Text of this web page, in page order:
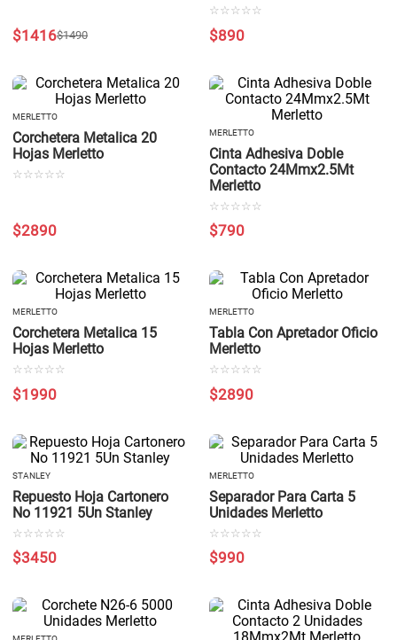
$1490
$1416
☆ ☆ ☆ ☆ ☆
$890
MERLETTO
Corchetera Metalica 20
Hojas Merletto
☆ ☆ ☆ ☆ ☆
$2890
MERLETTO
Cinta Adhesiva Doble
Contacto 24Mmx2.5Mt
Merletto
☆ ☆ ☆ ☆ ☆
$790
MERLETTO
Corchetera Metalica 15
Hojas Merletto
☆ ☆ ☆ ☆ ☆
$1990
MERLETTO
Tabla Con Apretador Oficio
Merletto
☆ ☆ ☆ ☆ ☆
$2890
STANLEY
Repuesto Hoja Cartonero
No 11921 5Un Stanley
☆ ☆ ☆ ☆ ☆
$3450
MERLETTO
Separador Para Carta 5
Unidades Merletto
☆ ☆ ☆ ☆ ☆
$990